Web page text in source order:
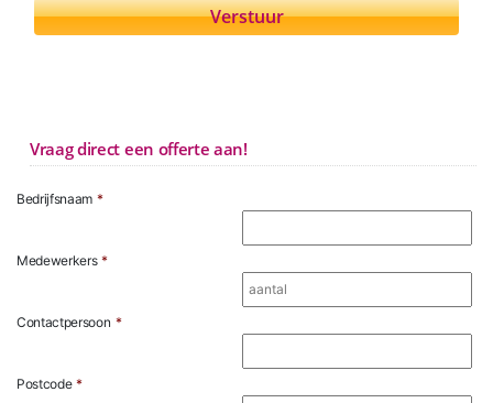
Vraag direct een offerte aan!
Bedrijfsnaam *
Medewerkers *
Contactpersoon *
Postcode *